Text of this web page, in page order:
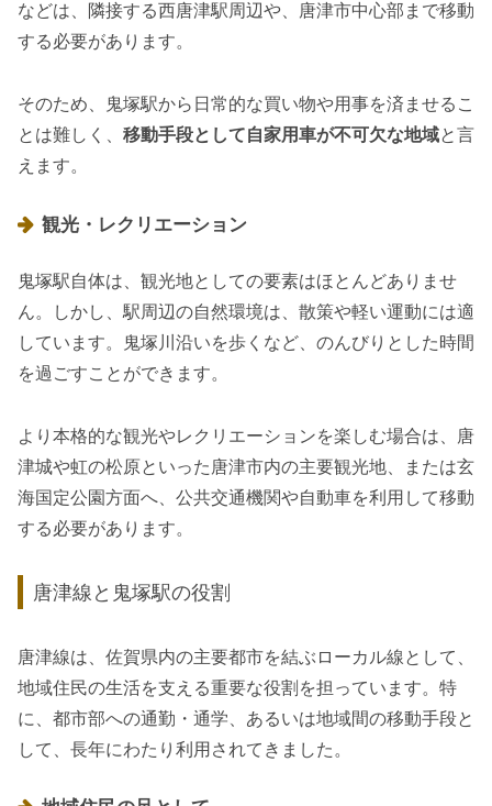
などは、隣接する西唐津駅周辺や、唐津市中心部まで移動
する必要があります。
そのため、鬼塚駅から日常的な買い物や用事を済ませるこ
とは難しく、 移動手段として自家用車が不可欠な地域と言
えます。
観光・レクリエーション
鬼塚駅自体は、観光地としての要素はほとんどありませ
ん。しかし、駅周辺の自然環境は、散策や軽い運動には適
しています。鬼塚川沿いを歩くなど、のんびりとした時間
を過ごすことができます。
より本格的な観光やレクリエーションを楽しむ場合は、唐
津城や虹の松原といった唐津市内の主要観光地、または玄
海国定公園方面へ、公共交通機関や自動車を利用して移動
する必要があります。
唐津線と鬼塚駅の役割
唐津線は、佐賀県内の主要都市を結ぶローカル線として、
地域住民の生活を支える重要な役割を担っています。特
に、都市部への通勤・通学、あるいは地域間の移動手段と
して、長年にわたり利用されてきました。